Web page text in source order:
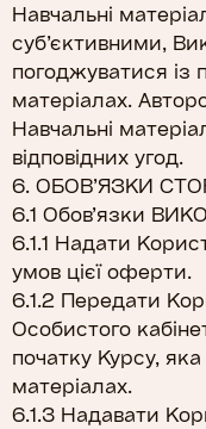
Навчальні
суб’єктивними,
погоджуватися
матеріалах.
Навчальні
відповідних угод.
6. ОБОВ’ЯЗКИ
6.1 Обов’язки
6.1.1 Надати
умов цієї оферти.
6.1.2 Передати
Особистого
початку Курсу,
матеріалах.
6.1.3 Надавати